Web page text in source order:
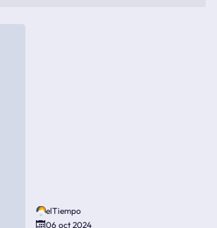
elTiempo
06 oct 2024